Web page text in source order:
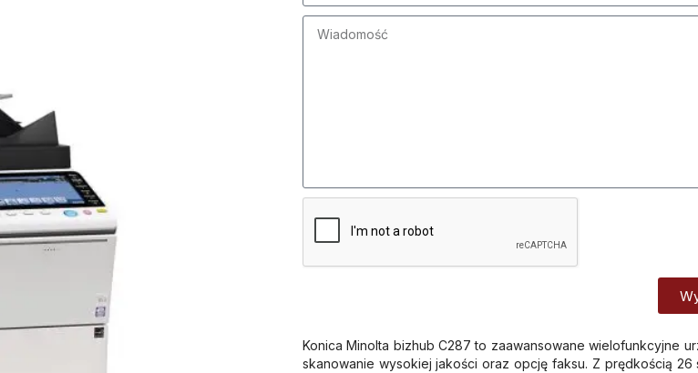
Konica Minolta bizhub C287 to zaawansowane wielofunkcyjne
skanowanie wysokiej jakości oraz opcję faksu. Z prędkością